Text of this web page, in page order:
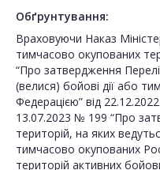
Обґрунтування:
Враховуючи Наказ
тимчасово окупованих
“Про затвердження
(велися) бойові дії або
Федерацією” від
13.07.2023 № 199 “Про
територій, на яких
тимчасово окупованих
територій активних